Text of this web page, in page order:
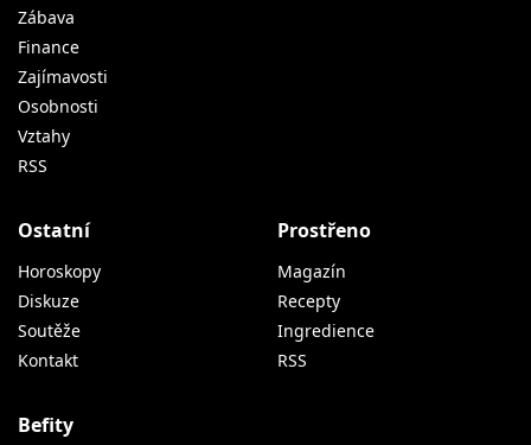
Zábava
Finance
Zajímavosti
Osobnosti
Vztahy
RSS
Ostatní
Horoskopy
Diskuze
Soutěže
Kontakt
Prostřeno
Magazín
Recepty
Ingredience
RSS
Befity